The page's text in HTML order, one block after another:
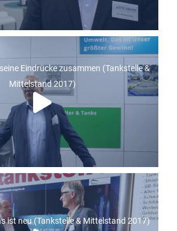
Eindrücke zusammen (Tankstelle &
Mittelstand 2017)
ist neu (Tankstelle & Mittelstand 2017)